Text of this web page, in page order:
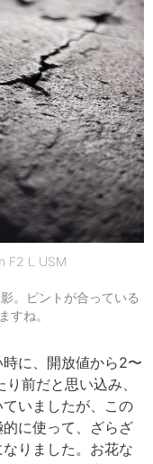
F2 L USM
。ピントが合っている
すね。
に、開放値から2〜
前だと思い込み、
いましたが、この
に使って、ざらざ
りました。お花な